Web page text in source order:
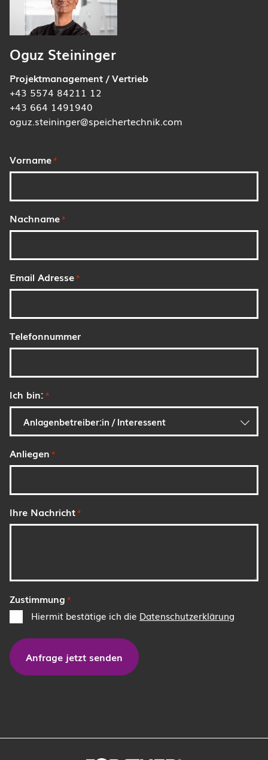
Oguz Steininger
Projektmanagement / Vertrieb
+43 5574 84211 12
+43 664 1491940
oguz.steininger@speichertechnik.com
Vorname *
Nachname *
Email Adresse *
Telefonnummer
Ich bin: *
Anliegen *
Ihre Nachricht *
Zustimmung *
Hiermit bestätige ich die Datenschutzerklärung